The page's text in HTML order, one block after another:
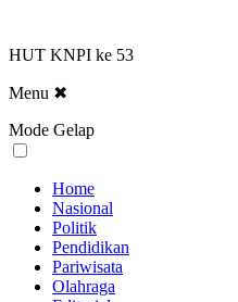
HUT KNPI ke 53
Menu ✖
Mode Gelap
Home
Nasional
Politik
Pendidikan
Pariwisata
Olahraga